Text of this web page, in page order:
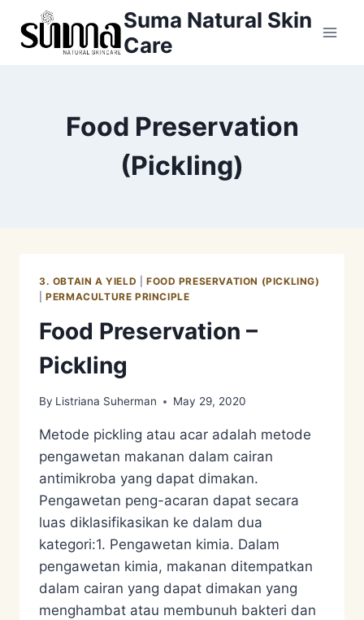
Suma Natural Skin
Care
Food Preservation
(Pickling)
3. OBTAIN A YIELD
FOOD PRESERVATION (PICKLING)
|PERMACULTURE PRINCIPLE
Food Preservation –
Pickling
By Listriana Suherman May 29, 2020
Metode pickling atau acar adalah metode
pengawetan makanan dalam cairan
antimikroba yang dapat dimakan.
Pengawetan peng-acaran dapat secara
luas diklasifikasikan ke dalam dua
kategori:1. Pengawetan kimia. Dalam
pengawetan kimia, makanan ditempatkan
dalam cairan yang dapat dimakan yang
menghambat atau membunuh bakteri dan